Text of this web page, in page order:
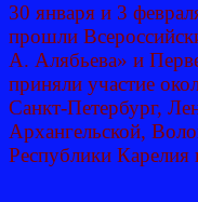
30 января и 3
прошли
А. Алябьева» и
приняли участие
Санкт-Петербург,
Архангельской,
Республики